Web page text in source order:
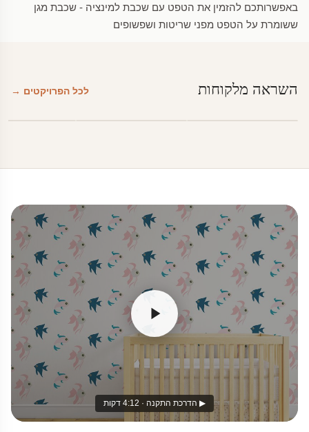
באפשרותכם להזמין את הטפט עם שכבת למינציה - שכבת מגן
ששומרת על הטפט מפני שריטות ושפשופים
השראה מלקוחות לכל הפרויקטים →
▶ הדרכת התקנה · 4:12 דקות